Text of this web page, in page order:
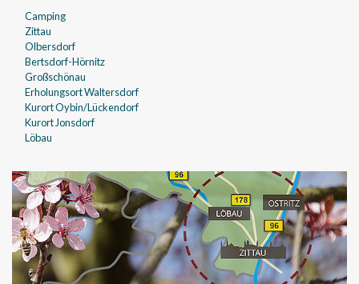
Camping
Zittau
Olbersdorf
Bertsdorf-Hörnitz
Großschönau
Erholungsort Waltersdorf
Kurort Oybin/Lückendorf
Kurort Jonsdorf
Löbau